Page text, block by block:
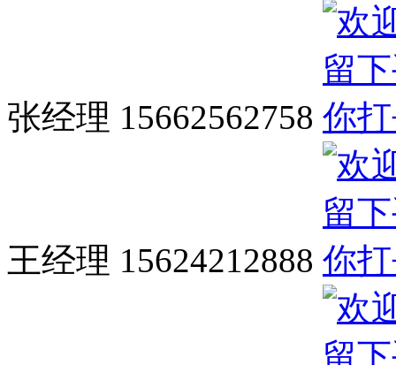
张经理 15662562758
王经理 15624212888